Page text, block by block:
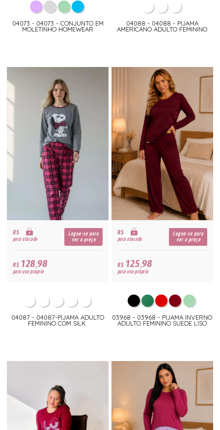
04073 - 04073 - CONJUNTO EM
MOLETINHO HOMEWEAR
04088 - 04088 - PIJAMA
AMERICANO ADULTO FEMININO
R$
para atacado
Logue-se para
ver o preço
R$128,98
para uso próprio
04087 - 04087-PIJAMA ADULTO
FEMININO COM SILK.
R$
para atacado
Logue-se para
ver o preço
R$125,98
para uso próprio
03968 - 03968 - PIJAMA INVERNO
ADULTO FEMININO SUEDE LISO